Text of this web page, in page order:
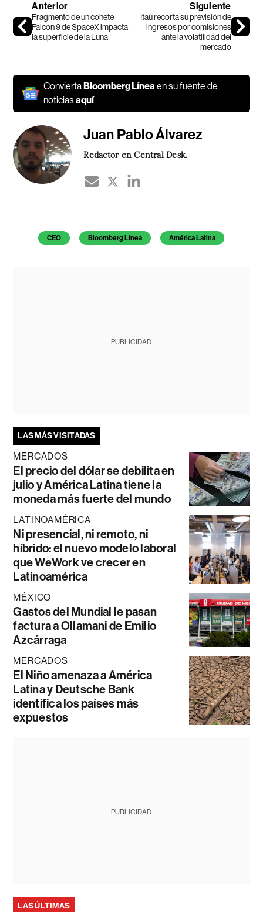
Anterior
Fragmento de un cohete
Falcon 9 de SpaceX impacta
la superficie de la Luna
Siguiente
Itaú recorta su previsión de
ingresos por comisiones
ante la volatilidad del
mercado
Convierta Bloomberg Líneaen su fuente de
noticiasaquí
Juan Pablo Álvarez
Redactor en Central Desk.
Temas de este artículo
CEO Bloomberg Línea América Latina
PUBLICIDAD
LAS MÁS VISITADAS
MERCADOS
El precio del dólar se debilita en
julio y América Latina tiene la
moneda más fuerte del mundo
LATINOAMÉRICA
Ni presencial, ni remoto, ni
híbrido: el nuevo modelo laboral
que WeWork ve crecer en
Latinoamérica
MÉXICO
Gastos del Mundial le pasan
factura a Ollamani de Emilio
Azcárraga
MERCADOS
El Niño amenaza a América
Latina y Deutsche Bank
identifica los países más
expuestos
PUBLICIDAD
LAS ÚLTIMAS